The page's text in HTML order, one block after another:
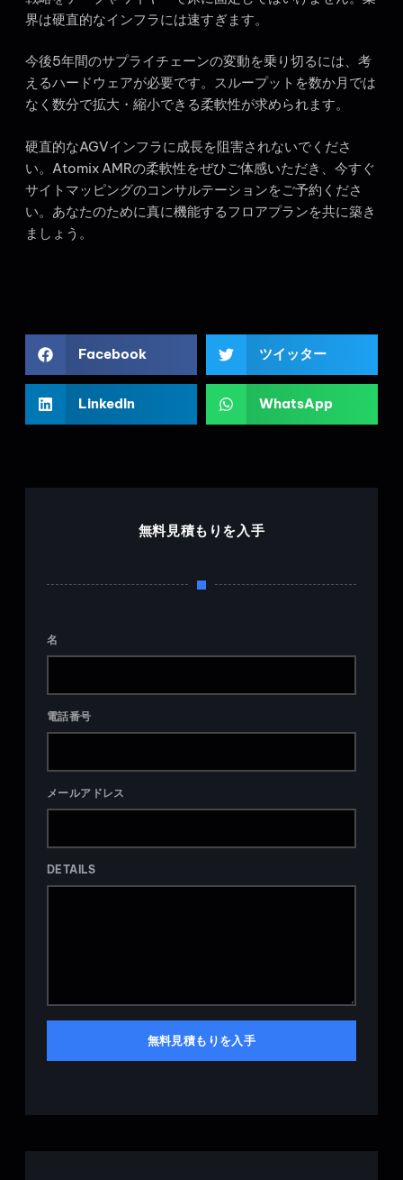
界は硬直的なインフラには速すぎます。
今後5年間のサプライチェーンの変動を乗り切るには、考
えるハードウェアが必要です。スループットを数か月では
なく数分で拡大・縮小できる柔軟性が求められます。
硬直的なAGVインフラに成長を阻害されないでくださ
い。Atomix AMRの柔軟性をぜひご体感いただき、今すぐ
サイトマッピングのコンサルテーションをご予約くださ
い。あなたのために真に機能するフロアプランを共に築き
ましょう。
Facebook ツイッター
LinkedIn WhatsApp
無料見積もりを入手
名
電話番号
メールアドレス
DETAILS
無料見積もりを入手